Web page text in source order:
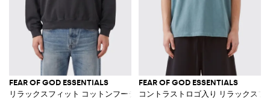
FEAR OF GOD ESSENTIALS
リラックスフィット コットンフーディー ロゴ付き
FEAR OF GOD ESSENTIALS
コントラストロゴ入り リラックスフ